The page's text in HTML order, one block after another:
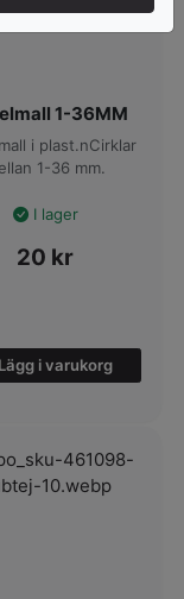
1-36MM
i plast.nCirklar
1-36 mm.
I lager
20 kr
Lägg i varukorg